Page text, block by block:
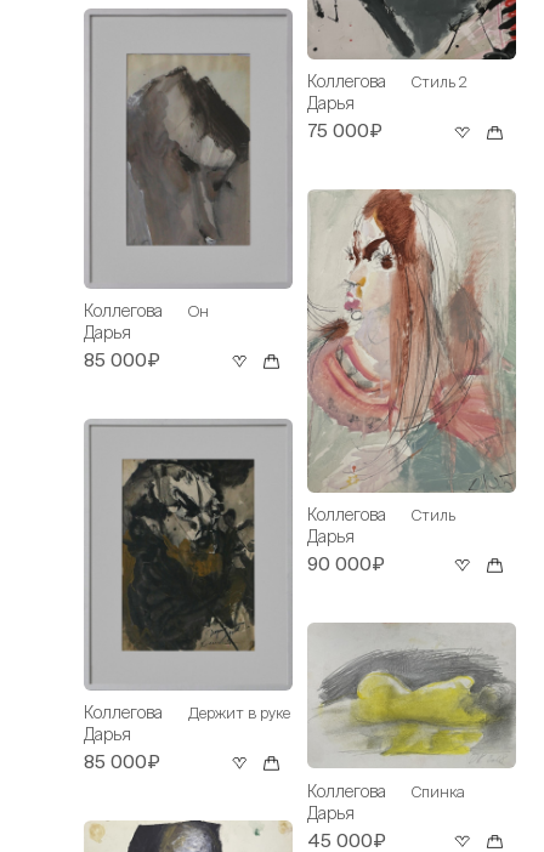
Коллегова
Дарья
Он
85 000₽
Коллегова
Дарья
Держит в руке
85 000₽
Коллегова
Дарья
Стиль 2
75 000₽
Коллегова
Дарья
Стиль
90 000₽
Коллегова
Дарья
Спинка
45 000₽